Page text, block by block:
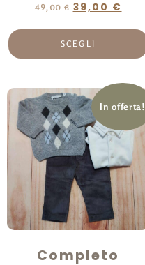
49,00€ 39,00 €
SCEGLI
In offerta!
Completo